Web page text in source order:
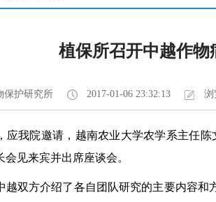
植保所召开中越作
保护研究所 2017-01-06 23:32:13 浏
应我院邀请，越南农业大学农学系主任
见来宾并出席座谈会。
越双方介绍了各自团队研究的主要内容